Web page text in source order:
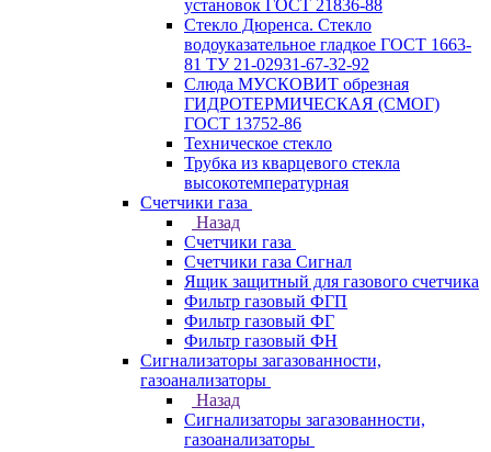
установок ГОСТ 21836-88
Стекло Дюренса. Стекло
водоуказательное гладкое ГОСТ 1663-
81 ТУ 21-02931-67-32-92
Слюда МУСКОВИТ обрезная
ГИДРОТЕРМИЧЕСКАЯ (СМОГ)
ГОСТ 13752-86
Техническое стекло
Трубка из кварцевого стекла
высокотемпературная
Счетчики газа
Назад
Счетчики газа
Счетчики газа Сигнал
Ящик защитный для газового счетчика
Фильтр газовый ФГП
Фильтр газовый ФГ
Фильтр газовый ФН
Сигнализаторы загазованности,
газоанализаторы
Назад
Сигнализаторы загазованности,
газоанализаторы